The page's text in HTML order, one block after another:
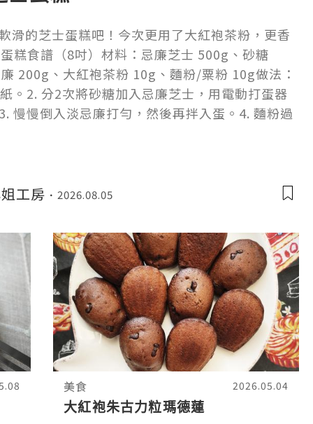
滑的芝士蛋糕吧！今次更用了大紅袍茶粉，更香
糕食譜（8吋）材料：忌廉芝士 500g、砂糖
200g、大紅袍茶粉 10g、麵粉/粟粉 10g做法：
。2. 分2次將砂糖加入忌廉芝士，用電動打蛋器
慢慢倒入淡忌廉打勻，然後再拌入蛋。4. 麵粉過
工房 2026.08.05
美食 2026.05.04
大紅袍朱古力粒瑪德蓮